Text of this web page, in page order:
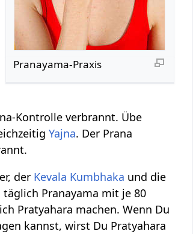
Pranayama-Praxis
Kontrolle verbrannt. Übe
Yajna. Der Prana
der Kevala Kumbhaka und die
Pranayama mit je 80
Pratyahara machen. Wenn Du
kannst, wirst Du Pratyahara